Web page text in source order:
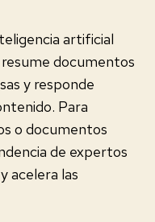
artificial
documentos
y responde
Para
o documentos
de expertos
acelera las